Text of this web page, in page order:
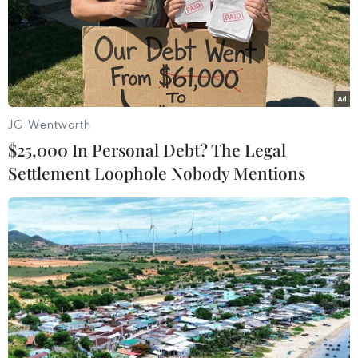
NSND Đỗ Quốc Hưng được
bổ nhiệm làm Giám đốc
Nhạc viện Thành phố Hồ
"Lời hứa với Mẹ" - lan tỏa
đạo lý tri ân các Anh hùng
liệt sỹ
“VPBank tới rồi, mở 'lời'
ngay thôi" tiếp tục hành
trình tại Đà Nẵng
23/07/2026 09:55
Sau 14 năm, "Gangnam
Style" lập kỷ lục 6 tỷ lượt
xem trên YouTube
20/07/2026 03:03
JG Wentworth
$25,000 In Personal Debt? The Legal
Settlement Loophole Nobody Mentions